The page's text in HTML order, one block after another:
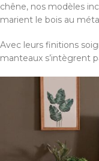
chêne, nos modèles
marient le bois au
Avec leurs finitions
manteaux s’intègrent